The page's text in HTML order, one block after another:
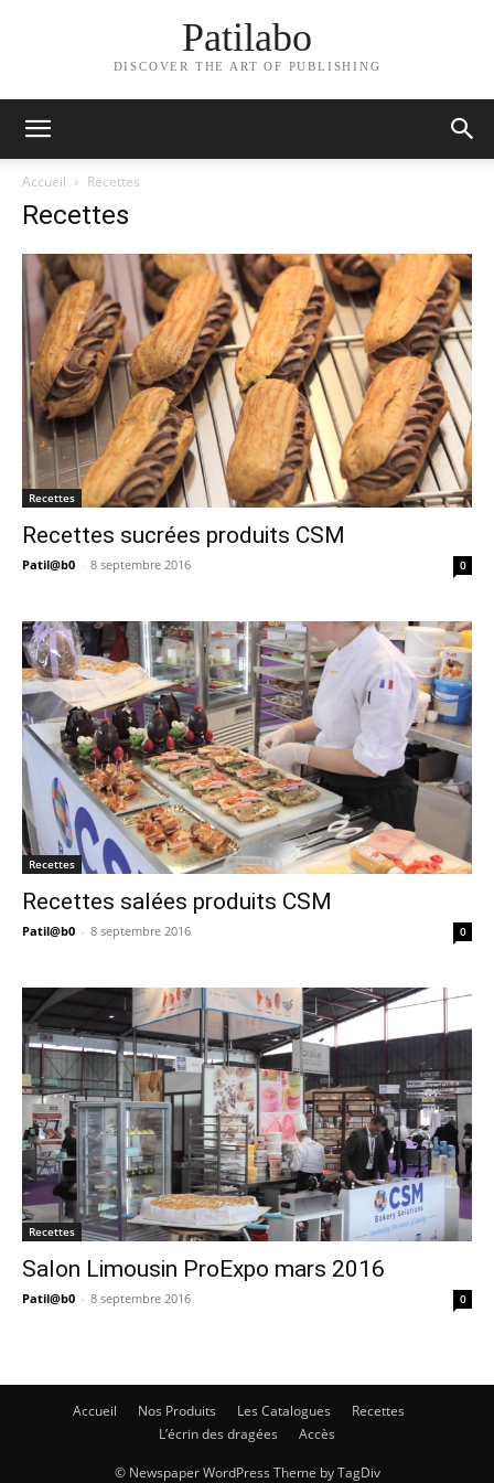
Patilabo
DISCOVER THE ART OF PUBLISHING
Accueil Recettes
Recettes
Recettes
Recettes sucrées produits CSM
Patil@b0 - 8 septembre 2016 0
Recettes
Recettes salées produits CSM
Patil@b0 - 8 septembre 2016 0
Recettes
Salon Limousin ProExpo mars 2016
Patil@b0 - 8 septembre 2016 0
Accueil Nos Produits Les Catalogues
Recettes
L’écrin des dragées
Accès
© Newspaper WordPress Theme by TagDiv